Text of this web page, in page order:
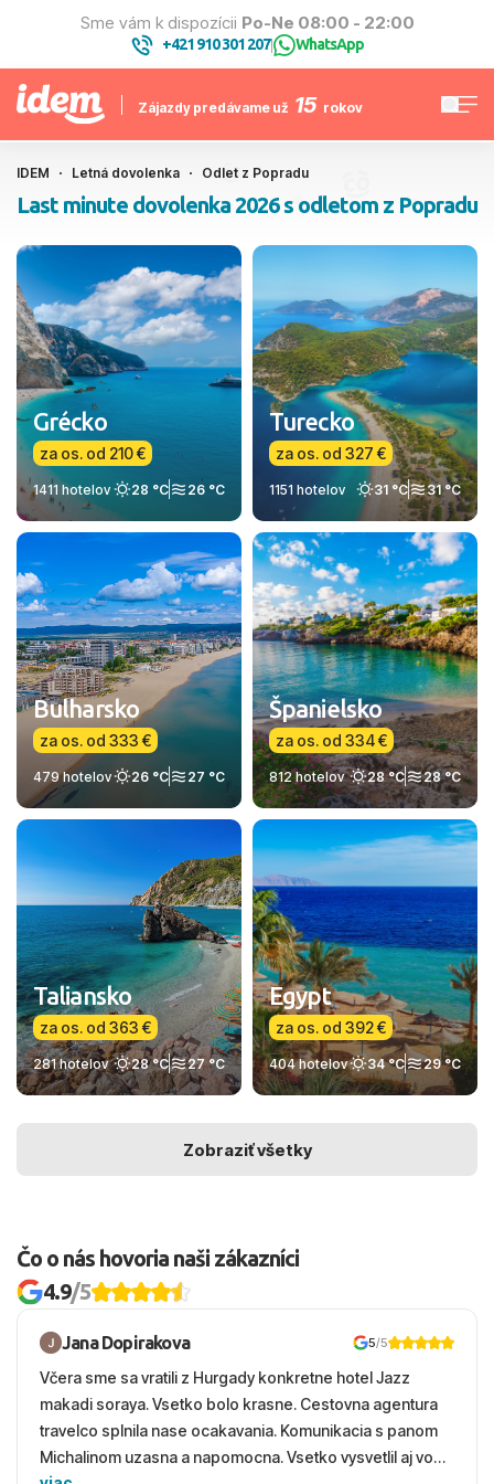
Sme vám k dispozícii Po-Ne 08:00 - 22:00
+421 910 301 207| WhatsApp
Zájazdy predávame už 15 rokov
IDEM Letná dovolenka Odlet z Popradu
Last minute dovolenka 2026 s odletom z Popradu
Grécko
za os. od 210 €
1411 hotelov 28 °C 26 °C
Turecko
za os. od 327 €
1151 hotelov 31 °C 31 °C
Bulharsko
za os. od 333 €
479 hotelov 26 °C 27 °C
Španielsko
za os. od 334 €
812 hotelov 28 °C 28 °C
Taliansko
za os. od 363 €
281 hotelov 28 °C 27 °C
Egypt
za os. od 392 €
404 hotelov 34 °C 29 °C
Zobraziť všetky
Čo o nás hovoria naši zákazníci
4.9/5
Jana Dopirakova 5/5
Včera sme sa vratili z Hurgady konkretne hotel Jazz
makadi soraya. Vsetko bolo krasne. Cestovna agentura
travelco splnila nase ocakavania. Komunikacia s panom
Michalinom uzasna a napomocna. Vsetko vysvetlil aj vo